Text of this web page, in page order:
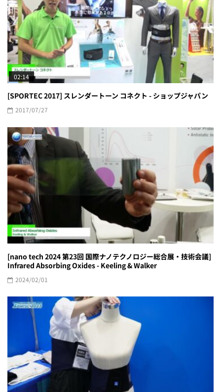
02:14
[SPORTEC 2017] スレンダートーン コネクト - ショップジャパン
2017/07/27
[nano tech 2024 第23回 国際ナノテクノロジー総合展・技術会議]
Infrared Absorbing Oxides - Keeling & Walker
2024/02/01